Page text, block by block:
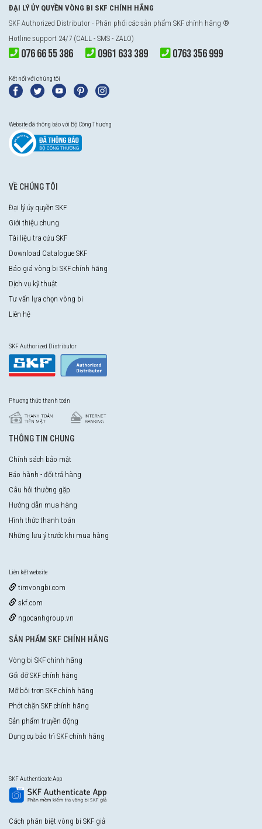
ĐẠI LÝ ỦY QUYỀN VÒNG BI SKF CHÍNH HÃNG
SKF Authorized Distributor - Phân phối các sản phẩm SKF chính hãng ®
Hotline support 24/7 (CALL - SMS - ZALO)
076 66 55 386 0961 633 389 0763 356 999
Kết nối với chúng tôi
Website đã thông báo với Bộ Công Thương
VỀ CHÚNG TÔI
Đại lý ủy quyền SKF
Giới thiệu chung
Tài liệu tra cứu SKF
Download Catalogue SKF
Báo giá vòng bi SKF chính hãng
Dịch vụ kỹ thuật
Tư vấn lựa chọn vòng bi
Liên hệ
SKF Authorized Distributor
Phương thức thanh toán
THÔNG TIN CHUNG
Chính sách bảo mật
Bảo hành - đổi trả hàng
Câu hỏi thường gặp
Hướng dẫn mua hàng
Hình thức thanh toán
Những lưu ý trước khi mua hàng
Liên kết website
timvongbi.com
skf.com
ngocanhgroup.vn
SẢN PHẨM SKF CHÍNH HÃNG
Vòng bi SKF chính hãng
Gối đỡ SKF chính hãng
Mỡ bôi trơn SKF chính hãng
Phớt chặn SKF chính hãng
Sản phẩm truyền động
Dụng cụ bảo trì SKF chính hãng
SKF Authenticate App
Cách phân biệt vòng bi SKF giả